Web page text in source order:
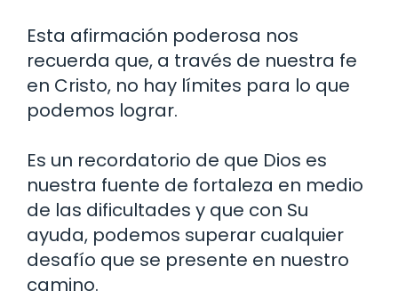
Esta afirmación poderosa nos
recuerda que, a través de nuestra fe
en Cristo, no hay límites para lo que
podemos lograr.
Es un recordatorio de que Dios es
nuestra fuente de fortaleza en medio
de las dificultades y que con Su
ayuda, podemos superar cualquier
desafío que se presente en nuestro
camino.